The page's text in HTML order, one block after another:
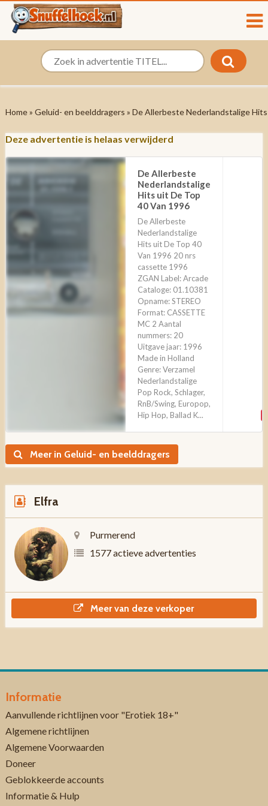
Home» Geluid- en beelddragers » De Allerbeste Nederlandstalige
Deze advertentie is helaas verwijderd
De Allerbeste
Nederlandstalige
Hits uit De Top
40 Van 1996
De Allerbeste
Nederlandstalige
Hits uit De Top 40
Van 1996 20 nrs
cassette 1996
ZGAN Label: Arcade
Cataloge: 01.10381
Opname: STEREO
Format: CASSETTE
MC 2 Aantal
nummers: 20
Uitgave jaar: 1996
Made in Holland
Genre: Verzamel
Nederlandstalige
Pop Rock, Schlager,
RnB/Swing, Europop,
Hip Hop, Ballad K...
Meer in Geluid- en beelddragers
Elfra
Purmerend
1577 actieve advertenties
Meer van deze verkoper
Informatie
Aanvullende richtlijnen voor "Erotiek 18+"
Algemene richtlijnen
Algemene Voorwaarden
Doneer
Geblokkeerde accounts
Informatie & Hulp